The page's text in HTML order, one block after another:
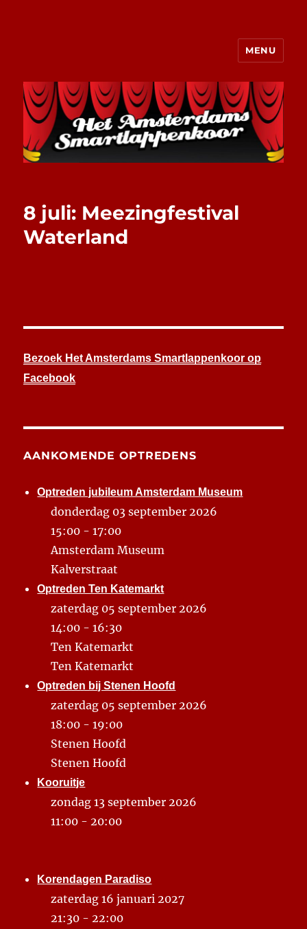
Het Amsterdams Smartlappenkoor
MENU
8 juli: Meezingfestival
Waterland
Bezoek Het Amsterdams Smartlappenkoor op
Facebook
AANKOMENDE OPTREDENS
Optreden jubileum Amsterdam Museum
donderdag 03 september 2026
15:00 - 17:00
Amsterdam Museum
Kalverstraat
Optreden Ten Katemarkt
zaterdag 05 september 2026
14:00 - 16:30
Ten Katemarkt
Ten Katemarkt
Optreden bij Stenen Hoofd
zaterdag 05 september 2026
18:00 - 19:00
Stenen Hoofd
Stenen Hoofd
Kooruitje
zondag 13 september 2026
11:00 - 20:00
Korendagen Paradiso
zaterdag 16 januari 2027
21:30 - 22:00